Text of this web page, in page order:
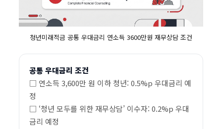
청년미래적금 공통 우대금리 연소득 3600만원 재무상담 조건
공통 우대금리 조건
□ 연소득 3,600만 원 이하 청년: 0.5%p 우대금리 예
정
□ ‘청년 모두를 위한 재무상담’ 이수자: 0.2%p 우대
금리 예정